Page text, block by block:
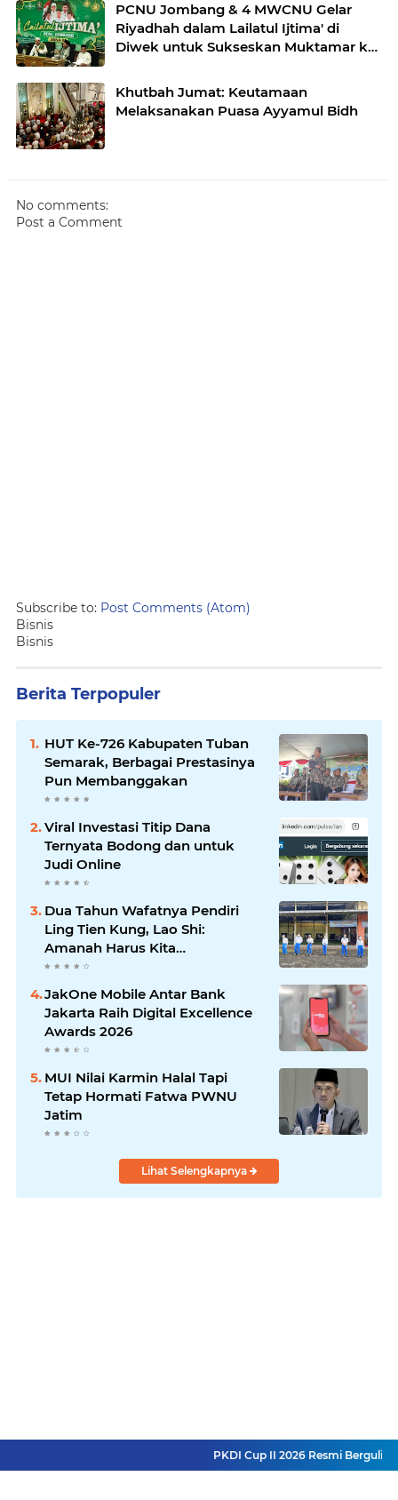
PCNU Jombang & 4 MWCNU Gelar
Riyadhah dalam Lailatul Ijtima' di
Diwek untuk Sukseskan Muktamar ke-
Khutbah Jumat: Keutamaan
Melaksanakan Puasa Ayyamul Bidh
No comments:
Post a Comment
Subscribe to: Post Comments (Atom)
Bisnis
Bisnis
Berita Terpopuler
HUT Ke-726 Kabupaten Tuban
Semarak, Berbagai Prestasinya
Pun Membanggakan
Viral Investasi Titip Dana
Ternyata Bodong dan untuk
Judi Online
Dua Tahun Wafatnya Pendiri
Ling Tien Kung, Lao Shi:
Amanah Harus Kita
Laksanakan!
JakOne Mobile Antar Bank
Jakarta Raih Digital Excellence
Awards 2026
MUI Nilai Karmin Halal Tapi
Tetap Hormati Fatwa PWNU
Jatim
Lihat Selengkapnya
PKDI Cup II 2026 Resmi Bergulir di